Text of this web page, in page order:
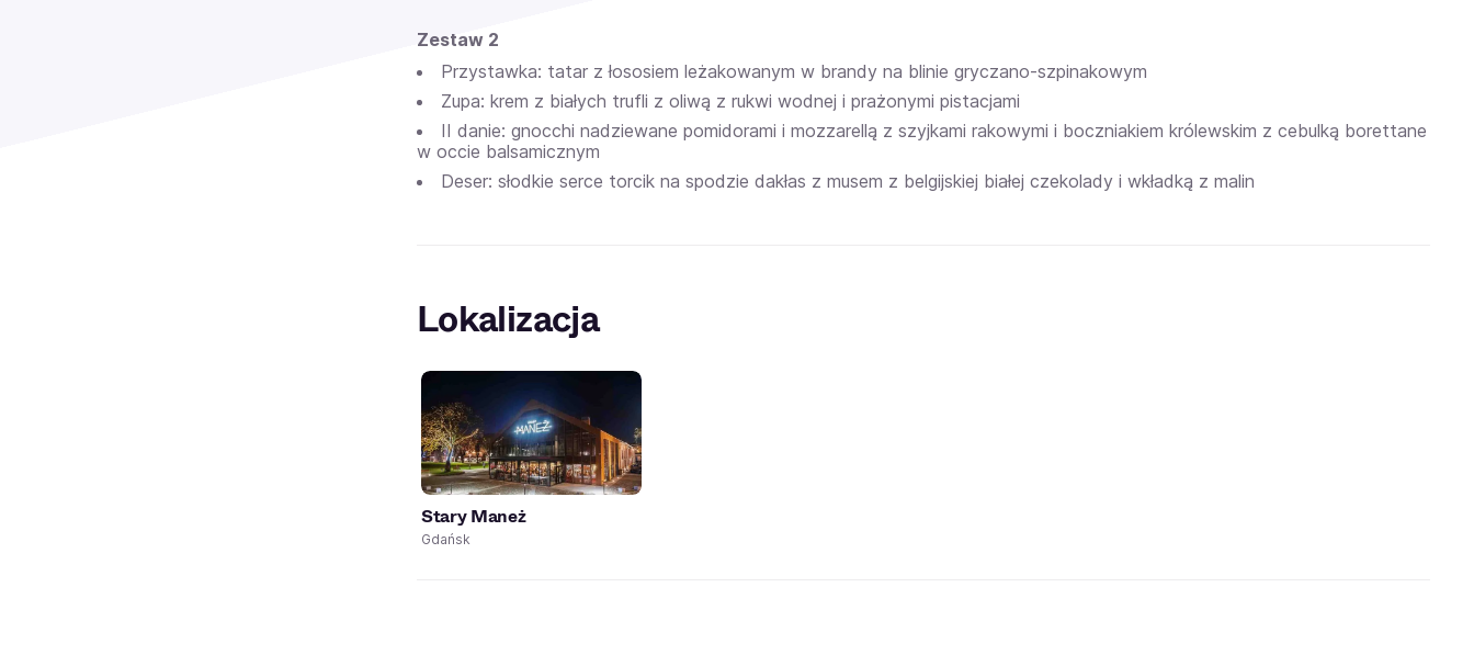
Zestaw 2
Przystawka: tatar z łososiem leżakowanym w brandy na blinie gryczano-szpinakowym
Zupa: krem z białych trufli z oliwą z rukwi wodnej i prażonymi pistacjami
II danie: gnocchi nadziewane pomidorami i mozzarellą z szyjkami rakowymi i boczniakiem królewskim z cebulką borettane
w occie balsamicznym
Deser: słodkie serce torcik na spodzie dakłas z musem z belgijskiej białej czekolady i wkładką z malin
Lokalizacja
Stary Maneż
Gdańsk